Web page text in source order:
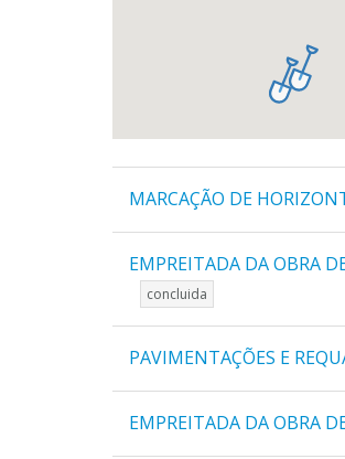
MARCAÇÃO DE
EMPREITADA DA OBRA
concluida
PAVIMENTAÇÕES E
EMPREITADA DA OBRA